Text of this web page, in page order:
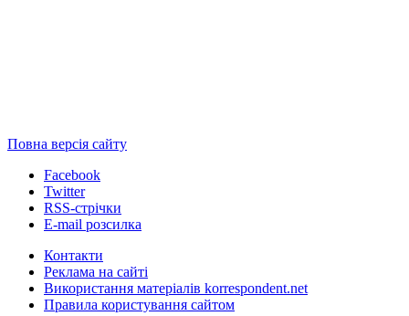
Повна версія сайту
Facebook
Twitter
RSS-стрічки
E-mail розсилка
Контакти
Реклама на сайті
Використання матеріалів korrespondent.net
Правила користування сайтом